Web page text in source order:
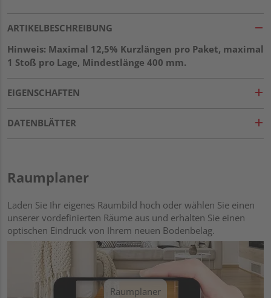
ARTIKELBESCHREIBUNG
Hinweis: Maximal 12,5% Kurzlängen pro Paket, maximal
1 Stoß pro Lage, Mindestlänge 400 mm.
EIGENSCHAFTEN
DATENBLÄTTER
Raumplaner
Laden Sie Ihr eigenes Raumbild hoch oder wählen Sie einen
unserer vordefinierten Räume aus und erhalten Sie einen
optischen Eindruck von Ihrem neuen Bodenbelag.
Raumplaner